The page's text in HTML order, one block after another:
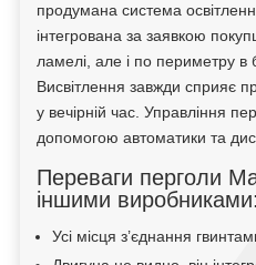
продумана система
інтегрована за заявкою
ламелі, але і по периметру в
Висвітлення завжди сприяє
у вечірній час. Управління
допомогою автоматики та
Переваги перголи
іншими виробниками:
Усі місця з’єднання